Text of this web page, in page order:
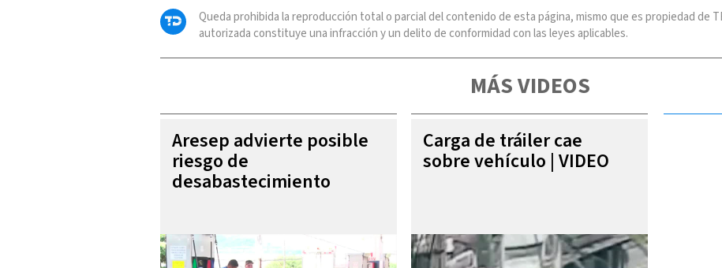
Queda prohibida la reproducción total o parcial del contenido de esta página, mismo que es propiedad de
autorizada constituye una infracción y un delito de conformidad con las leyes aplicables.
MÁS VIDEOS
Aresep advierte posible
riesgo de
desabastecimiento
Carga de tráiler cae
sobre vehículo | VIDEO